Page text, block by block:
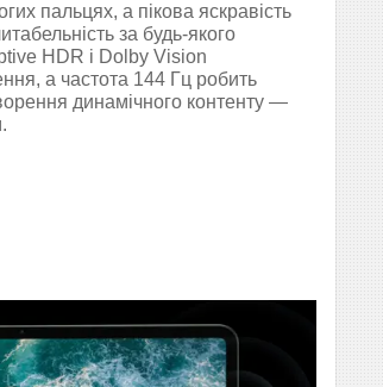
пальцях, а пікова яскравість
за будь-якого
HDR і Dolby Vision
а частота 144 Гц робить
динамічного контенту —